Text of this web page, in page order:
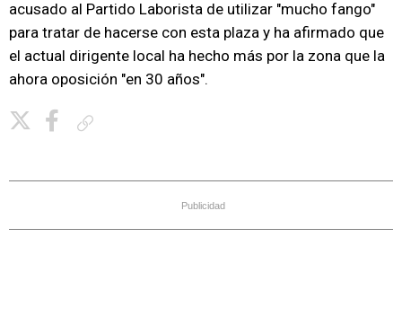
acusado al Partido Laborista de utilizar "mucho fango"
para tratar de hacerse con esta plaza y ha afirmado que
el actual dirigente local ha hecho más por la zona que la
ahora oposición "en 30 años".
Publicidad